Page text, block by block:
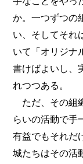
か。一つずつの
い、そしてそれ
いて「オリジナ
書けばよいし、
れつつある。
ただ、その組
らいの活動で手
有益でもそれだ
城たちはその活